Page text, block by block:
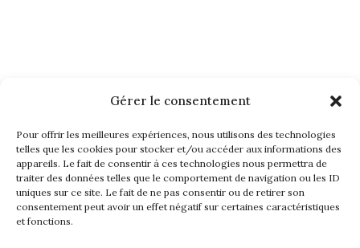
Gérer le consentement
Pour offrir les meilleures expériences, nous utilisons des technologies
telles que les cookies pour stocker et/ou accéder aux informations des
appareils. Le fait de consentir à ces technologies nous permettra de
traiter des données telles que le comportement de navigation ou les ID
uniques sur ce site. Le fait de ne pas consentir ou de retirer son
consentement peut avoir un effet négatif sur certaines caractéristiques
et fonctions.